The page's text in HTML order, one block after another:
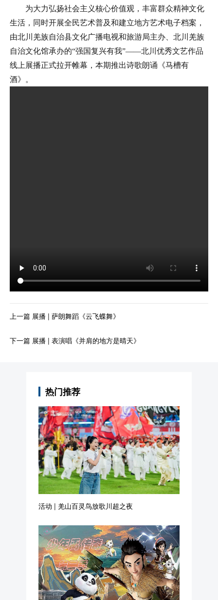
为大力弘扬社会主义核心价值观，丰富群众精神文化
生活，同时开展全民艺术普及和建立地方艺术电子档案，
由北川羌族自治县文化广播电视和旅游局主办、北川羌族
自治文化馆承办的“强国复兴有我”——北川优秀文艺作品
线上展播正式拉开帷幕，本期推出诗歌朗诵《马槽有
酒》
。
上一篇 展播 | 萨朗舞蹈《云飞蝶舞》
下一篇 展播 | 表演唱《并肩的地方是晴天》
活动 | 羌山百灵鸟放歌川超之夜